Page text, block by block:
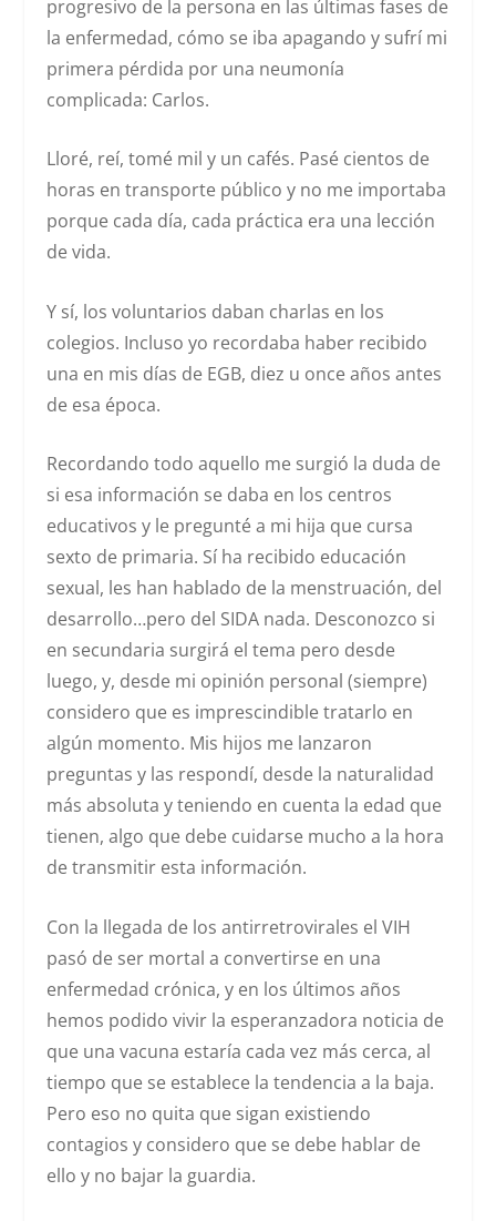
progresivo de la persona en las últimas fases de
la enfermedad, cómo se iba apagando y sufrí mi
primera pérdida por una neumonía
complicada: Carlos.
Lloré, reí, tomé mil y un cafés. Pasé cientos de
horas en transporte público y no me importaba
porque cada día, cada práctica era una lección
de vida.
Y sí, los voluntarios daban charlas en los
colegios. Incluso yo recordaba haber recibido
una en mis días de EGB, diez u once años antes
de esa época.
Recordando todo aquello me surgió la duda de
si esa información se daba en los centros
educativos y le pregunté a mi hija que cursa
sexto de primaria. Sí ha recibido educación
sexual, les han hablado de la menstruación, del
desarrollo…pero del SIDA nada. Desconozco si
en secundaria surgirá el tema pero desde
luego, y, desde mi opinión personal (siempre)
considero que es imprescindible tratarlo en
algún momento. Mis hijos me lanzaron
preguntas y las respondí, desde la naturalidad
más absoluta y teniendo en cuenta la edad que
tienen, algo que debe cuidarse mucho a la hora
de transmitir esta información.
Con la llegada de los antirretrovirales el VIH
pasó de ser mortal a convertirse en una
enfermedad crónica, y en los últimos años
hemos podido vivir la esperanzadora noticia de
que una vacuna estaría cada vez más cerca, al
tiempo que se establece la tendencia a la baja.
Pero eso no quita que sigan existiendo
contagios y considero que se debe hablar de
ello y no bajar la guardia.